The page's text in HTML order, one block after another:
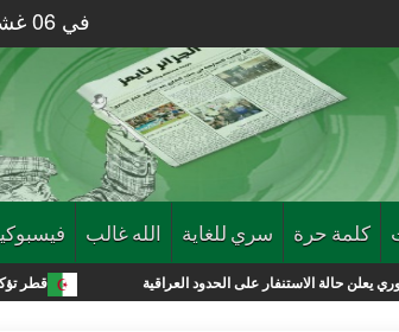
في 06 غشت 2026 الساعة 24 : 01
كلمة حرة سري للغاية الله غالب
قطر تؤكد التزام حماس على الحدود العراقية